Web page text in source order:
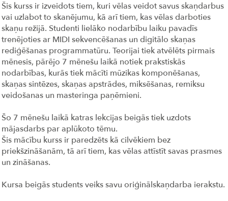
Šis kurss ir izveidots tiem, kuri vēlas veidot savus skaņdarbus
vai uzlabot to skanējumu, kā arī tiem, kas vēlas darboties
skaņu režijā. Studenti lielāko nodarbību laiku pavadīs
trenējoties ar MIDI sekvencēšanas un digitālo skaņas
rediģēšanas programmatūru. Teorijai tiek atvēlēts pirmais
mēnesis, pārējo 7 mēnešu laikā notiek prakstiskās
nodarbības, kurās tiek mācīti mūzikas komponēšanas,
skaņas sintēzes, skaņas apstrādes, miksēšanas, remiksu
veidošanas un masteringa paņēmieni.
Šo 7 mēnešu laikā katras lekcijas beigās tiek uzdots
mājasdarbs par aplūkoto tēmu.
Šis mācību kurss ir paredzēts kā cilvēkiem bez
priekšzināšanām, tā arī tiem, kas vēlas attīstīt savas prasmes
un zināšanas.
Kursa beigās students veiks savu oriģinālskaņdarba ierakstu.